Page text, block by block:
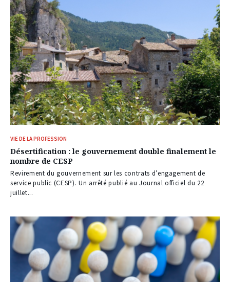
VIE DE LA PROFESSION
Désertification : le gouvernement double finalement le
nombre de CESP
Revirement du gouvernement sur les contrats d’engagement de
service public (CESP). Un arrêté publié au Journal officiel du 22
juillet...